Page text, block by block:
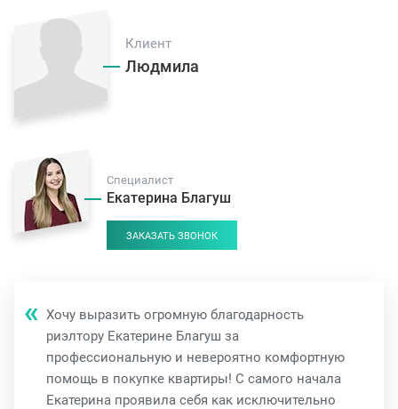
Клиент
Людмила
Специалист
Екатерина Благуш
ЗАКАЗАТЬ ЗВОНОК
Хочу выразить огромную благодарность
риэлтору Екатерине Благуш за
профессиональную и невероятно комфортную
помощь в покупке квартиры! С самого начала
Екатерина проявила себя как исключительно